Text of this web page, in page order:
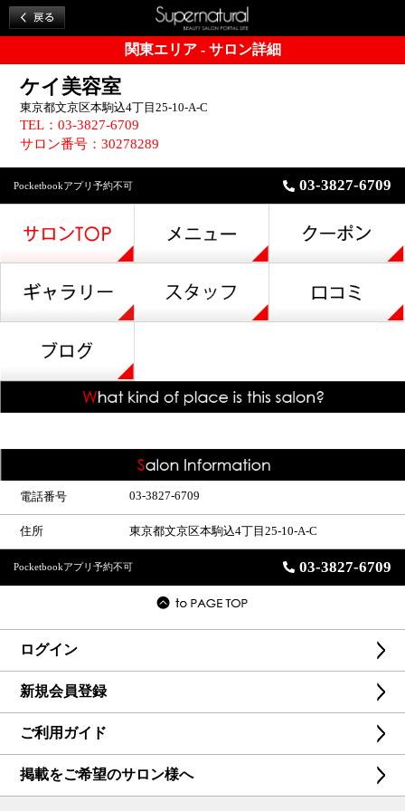
関東エリア - サロン詳細
ケイ美容室
東京都文京区本駒込4丁目25-10-A-C
TEL：03-3827-6709
サロン番号：30278289
Pocketbookアプリ予約不可 03-3827-6709
電話番号 03-3827-6709
住所 東京都文京区本駒込4丁目25-10-A-C
Pocketbookアプリ予約不可 03-3827-6709
ログイン
新規会員登録
ご利用ガイド
掲載をご希望のサロン様へ